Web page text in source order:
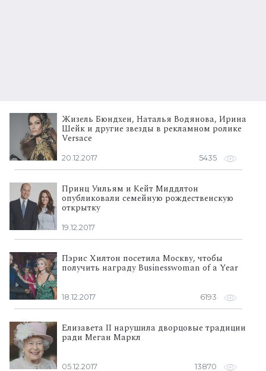
Жизель Бюндхен, Наталья Водянова, Ирина
Шейк и другие звезды в рекламном ролике
Versace
20.12.2017 5435
Принц Уильям и Кейт Миддлтон
опубликовали семейную рождественскую
открытку
19.12.2017
Пэрис Хилтон посетила Москву, чтобы
получить награду Businesswoman of a Year
18.12.2017 6193
Елизавета II нарушила дворцовые традиции
ради Меган Маркл
05.12.2017 13870